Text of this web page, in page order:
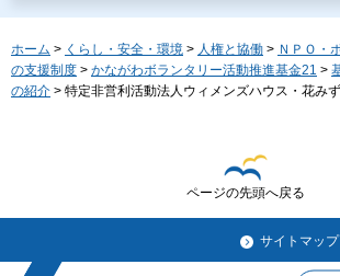
ホーム > くらし・安全・環境 > 人権と協働 > ＮＰＯ・
の支援制度 > かながわボランタリー活動推進基金21 >
の紹介 > 特定非営利活動法人ウィメンズハウス・花み
ページの先頭へ戻る
サイトマップ